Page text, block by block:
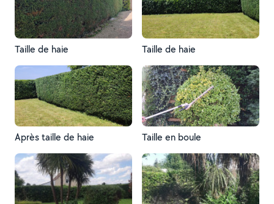
Taille de haie Taille de haie
Après taille de haie Taille en boule